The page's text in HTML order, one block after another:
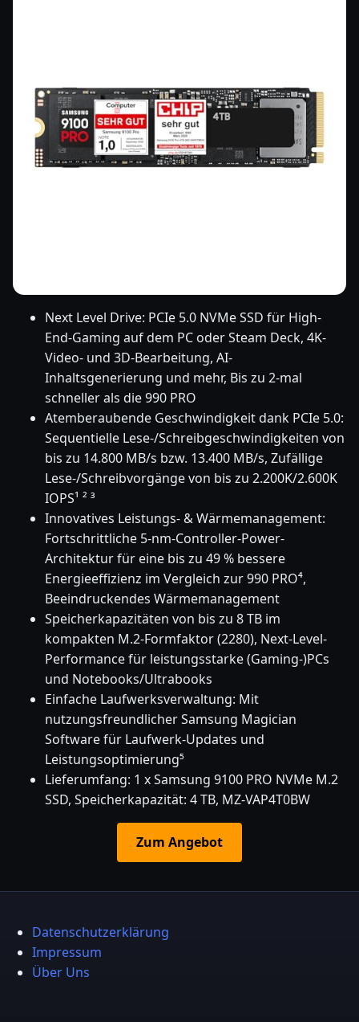
Next Level Drive: PCIe 5.0 NVMe SSD für High-
End-Gaming auf dem PC oder Steam Deck, 4K-
Video- und 3D-Bearbeitung, AI-
Inhaltsgenerierung und mehr, Bis zu 2-mal
schneller als die 990 PRO
Atemberaubende Geschwindigkeit dank PCIe 5.0:
Sequentielle Lese-/Schreibgeschwindigkeiten von
bis zu 14.800 MB/s bzw. 13.400 MB/s, Zufällige
Lese-/Schreibvorgänge von bis zu 2.200K/2.600K
IOPS¹ ² ³
Innovatives Leistungs- & Wärmemanagement:
Fortschrittliche 5-nm-Controller-Power-
Architektur für eine bis zu 49 % bessere
Energieeffizienz im Vergleich zur 990 PRO⁴,
Beeindruckendes Wärmemanagement
Speicherkapazitäten von bis zu 8 TB im
kompakten M.2-Formfaktor (2280), Next-Level-
Performance für leistungsstarke (Gaming-)PCs
und Notebooks/Ultrabooks
Einfache Laufwerksverwaltung: Mit
nutzungsfreundlicher Samsung Magician
Software für Laufwerk-Updates und
Leistungsoptimierung⁵
Lieferumfang: 1 x Samsung 9100 PRO NVMe M.2
SSD, Speicherkapazität: 4 TB, MZ-VAP4T0BW
Zum Angebot
Datenschutzerklärung
Impressum
Über Uns